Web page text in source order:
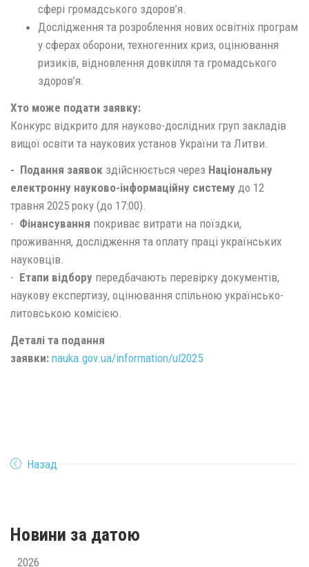
сфері громадського здоров’я.
Дослідження та розроблення нових освітніх програм
у сферах оборони, техногенних криз, оцінювання
ризиків, відновлення довкілля та громадського
здоров’я.
Хто може подати заявку:
Конкурс відкрито для науково-дослідних груп закладів
вищої освіти та наукових установ України та Литви.
- Подання заявок здійснюється через Національну
електронну науково-інформаційну систему до 12
травня 2025 року (до 17:00).
- Фінансування покриває витрати на поїздки,
проживання, дослідження та оплату праці українських
науковців.
- Етапи відбору передбачають перевірку документів,
наукову експертизу, оцінювання спільною українсько-
литовською комісією.
Деталі та подання
заявки: nauka.gov.ua/information/ul2025
Назад
Новини за датою
2026